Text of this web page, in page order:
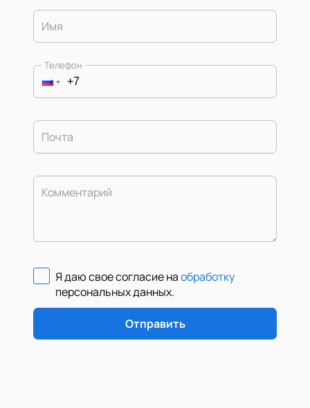
Имя
Телефон
Почта
Комментарий
Я даю свое согласие наобработку
персональных данных.
Отправить